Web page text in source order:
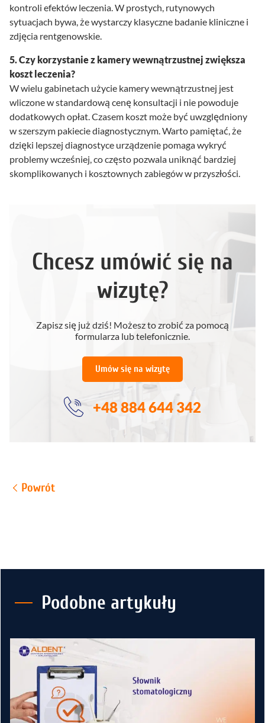
kontroli efektów leczenia. W prostych, rutynowych
sytuacjach bywa, że wystarczy klasyczne badanie kliniczne i
zdjęcia rentgenowskie.
5. Czy korzystanie z kamery wewnątrzustnej zwiększa
koszt leczenia?
W wielu gabinetach użycie kamery wewnątrzustnej jest
wliczone w standardową cenę konsultacji i nie powoduje
dodatkowych opłat. Czasem koszt może być uwzględniony
w szerszym pakiecie diagnostycznym. Warto pamiętać, że
dzięki lepszej diagnostyce urządzenie pomaga wykryć
problemy wcześniej, co często pozwala uniknąć bardziej
skomplikowanych i kosztownych zabiegów w przyszłości.
Chcesz umówić się na
wizytę?
Zapisz się już dziś! Możesz to zrobić za pomocą
formularza lub telefonicznie.
Umów się na wizytę
+48 884 644 342
Powrót
Podobne artykuły